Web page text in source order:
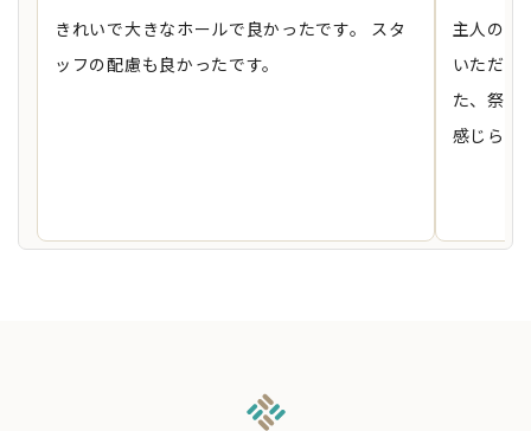
きれいで大きなホールで良かったです。 スタ
ッフの配慮も良かったです。
主人の大
いただき
た、祭壇
感じられ